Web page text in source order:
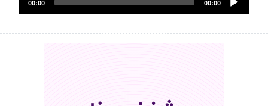
Player
00:00
00:00